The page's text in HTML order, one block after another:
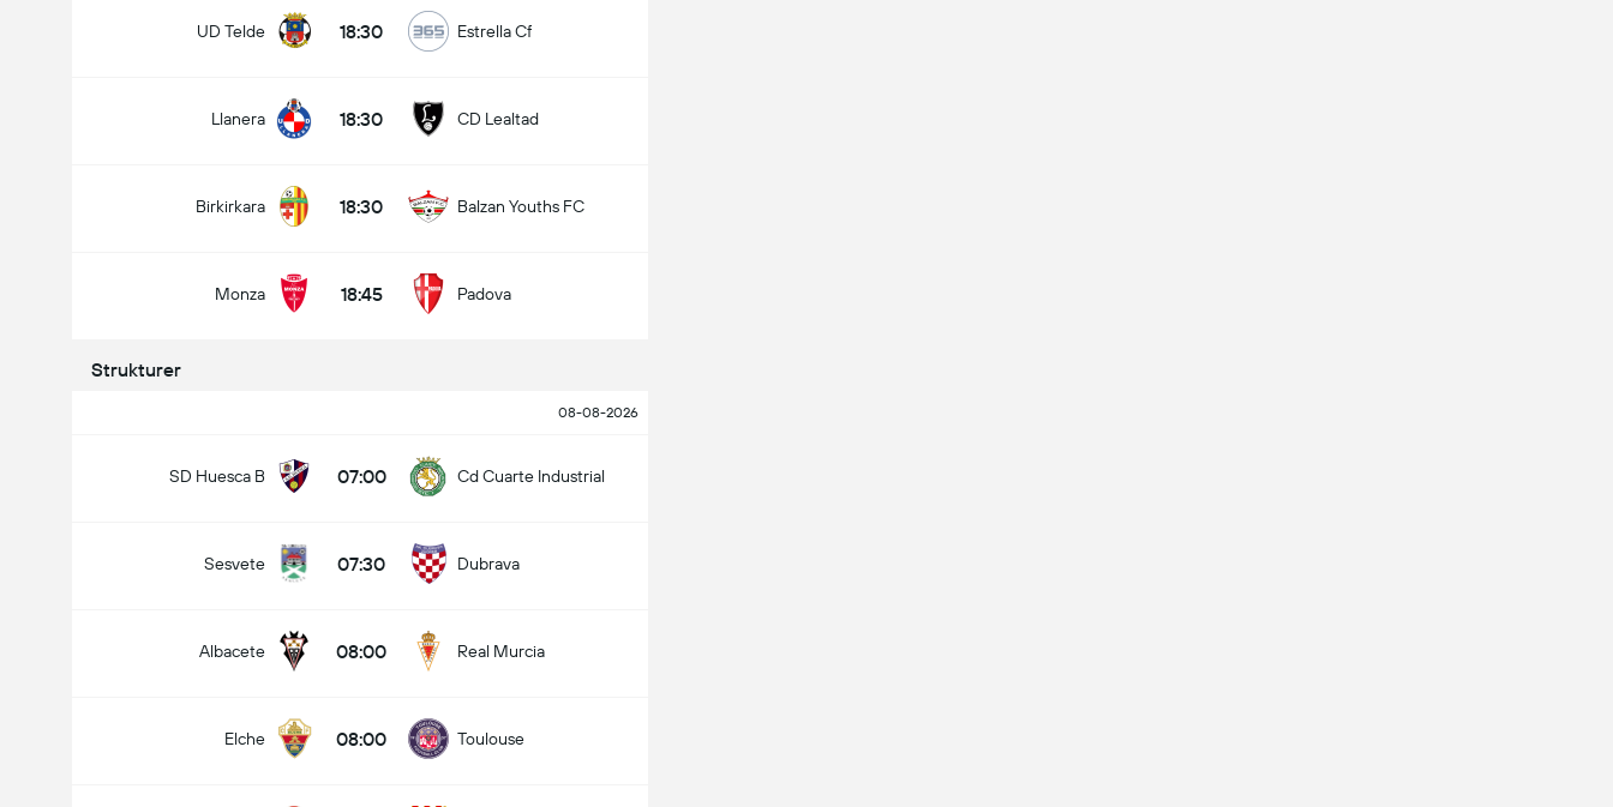
UD Telde 18:30 Estrella Cf
Llanera 18:30 CD Lealtad
Birkirkara 18:30 Balzan Youths FC
Monza 18:45 Padova
Strukturer
08-08-2026
SD Huesca B 07:00 Cd Cuarte Industrial
Sesvete 07:30 Dubrava
Albacete 08:00 Real Murcia
Elche 08:00 Toulouse